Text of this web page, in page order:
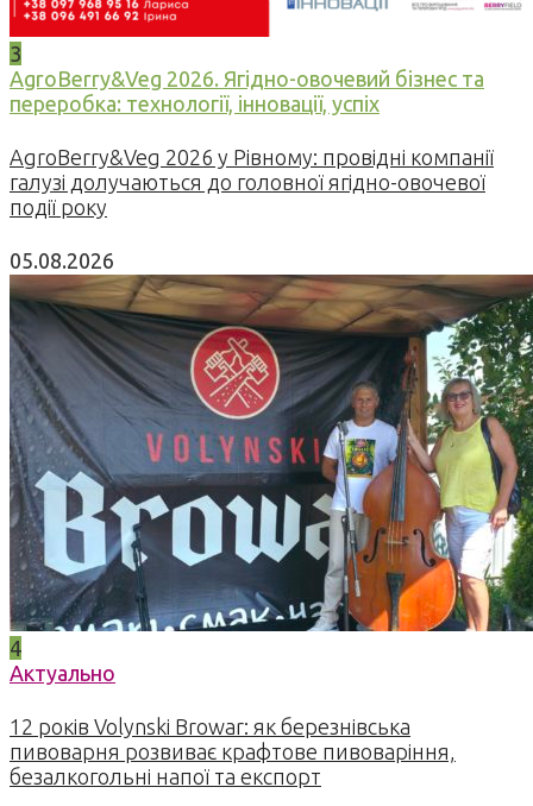
3
AgroBerry&Veg 2026. Ягідно-овочевий бізнес та
переробка: технології, інновації, успіх
AgroBerry&Veg 2026 у Рівному: провідні компанії
галузі долучаються до головної ягідно-овочевої
події року
05.08.2026
4
Актуально
12 років Volynski Browar: як березнівська
пивоварня розвиває крафтове пивоваріння,
безалкогольні напої та експорт